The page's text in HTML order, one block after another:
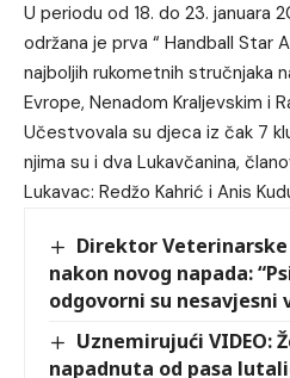
U periodu od 18. do 23. januara
održana je prva “ Handball Star
najboljih rukometnih stručnjaka
Evrope, Nenadom Kraljevskim i
Učestvovala su djeca iz čak 7
njima su i dva Lukavčanina,
Lukavac: Redžo Kahrić i Anis
Direktor
nakon novog napada:
odgovorni su nesavjesni
Uznemirujući VIDEO:
napadnuta od pasa